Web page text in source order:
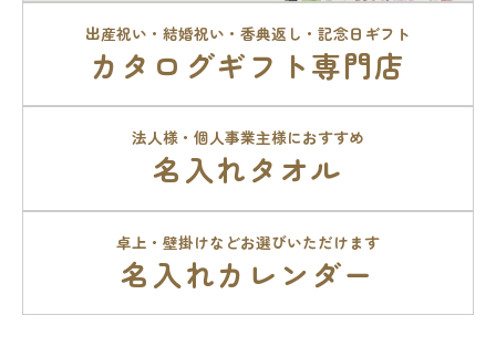
出産祝い・結婚祝い・香典返し・記念日ギフト
カタログギフト専門店
法人様・個人事業主様におすすめ
名入れタオル
卓上・壁掛けなどお選びいただけます
名入れカレンダー